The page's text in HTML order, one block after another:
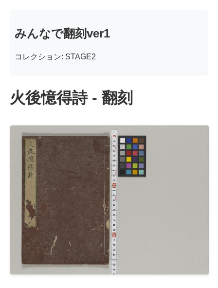
みんなで翻刻ver1
コレクション: STAGE2
火後憶得詩 - 翻刻